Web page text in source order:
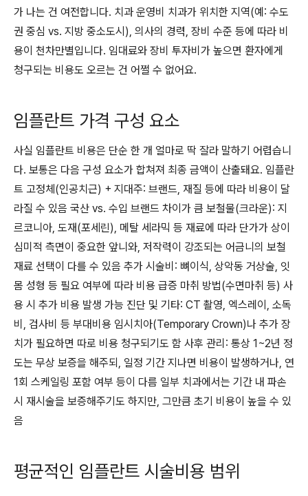
가 나는 건 여전합니다. 치과 운영비 치과가 위치한 지역(예: 수도
권 중심 vs. 지방 중소도시), 의사의 경력, 장비 수준 등에 따라 비
용이 천차만별입니다. 임대료와 장비 투자비가 높으면 환자에게
청구되는 비용도 오르는 건 어쩔 수 없어요.
임플란트 가격 구성 요소
사실 임플란트 비용은 단순 한 개 얼마로 딱 잘라 말하기 어렵습니
다. 보통은 다음 구성 요소가 합쳐져 최종 금액이 산출돼요. 임플란
트 고정체(인공치근) + 지대주: 브랜드, 재질 등에 따라 비용이 달
라질 수 있음 국산 vs. 수입 브랜드 차이가 큼 보철물(크라운): 지
르코니아, 도재(포세린), 메탈 세라믹 등 재료에 따라 단가가 상이
심미적 측면이 중요한 앞니와, 저작력이 강조되는 어금니의 보철
재료 선택이 다를 수 있음 추가 시술비: 뼈이식, 상악동 거상술, 잇
몸 성형 등 필요 여부에 따라 비용 급증 마취 방법(수면마취 등) 사
용 시 추가 비용 발생 가능 진단 및 기타: CT 촬영, 엑스레이, 소독
비, 검사비 등 부대비용 임시치아(Temporary Crown)나 추가 장
치가 필요하면 따로 비용 청구되기도 함 사후 관리: 통상 1~2년 정
도는 무상 보증을 해주되, 일정 기간 지나면 비용이 발생하거나, 연
1회 스케일링 포함 여부 등이 다름 일부 치과에서는 기간 내 파손
시 재시술을 보증해주기도 하지만, 그만큼 초기 비용이 높을 수 있
음
평균적인 임플란트 시술비용 범위